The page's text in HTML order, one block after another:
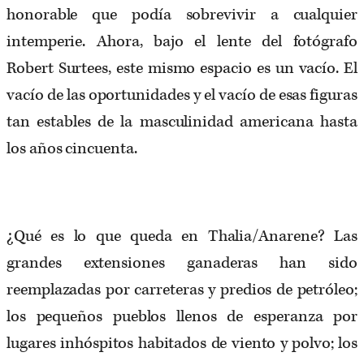
honorable que podía sobrevivir a cualquier
intemperie. Ahora, bajo el lente del fotógrafo
Robert Surtees, este mismo espacio es un vacío. El
vacío de las oportunidades y el vacío de esas figuras
tan estables de la masculinidad americana hasta
los años cincuenta.
¿Qué es lo que queda en Thalia/Anarene? Las
grandes extensiones ganaderas han sido
reemplazadas por carreteras y predios de petróleo;
los pequeños pueblos llenos de esperanza por
lugares inhóspitos habitados de viento y polvo; los